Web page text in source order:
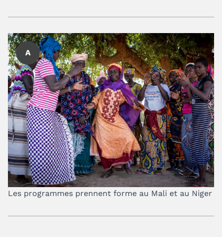
A
Les programmes prennent forme au Mali et au Niger